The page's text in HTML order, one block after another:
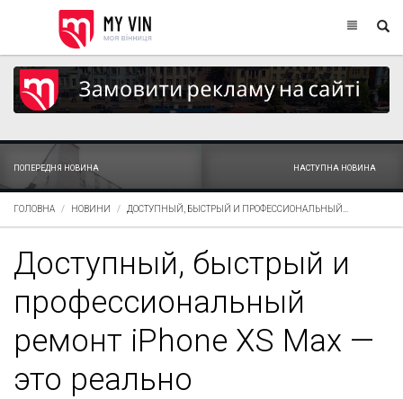
ПОПЕРЕДНЯ НОВИНА НАСТУПНА НОВИНА
ГОЛОВНА НОВИНИ ДОСТУПНЫЙ, БЫСТРЫЙ И ПРОФЕССИОНАЛЬНЫЙ...
Доступный, быстрый и
профессиональный
ремонт iPhone XS Max —
это реально